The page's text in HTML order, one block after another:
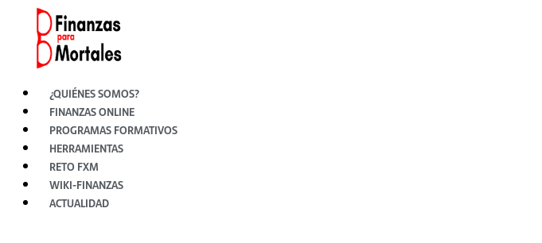
contenido
¿QUIÉNES SOMOS?
FINANZAS ONLINE
PROGRAMAS FORMATIVOS
HERRAMIENTAS
RETO FXM
WIKI-FINANZAS
ACTUALIDAD